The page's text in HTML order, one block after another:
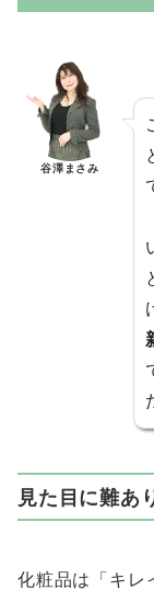
谷澤まさみ
見た目に難あ
化粧品は「キレ